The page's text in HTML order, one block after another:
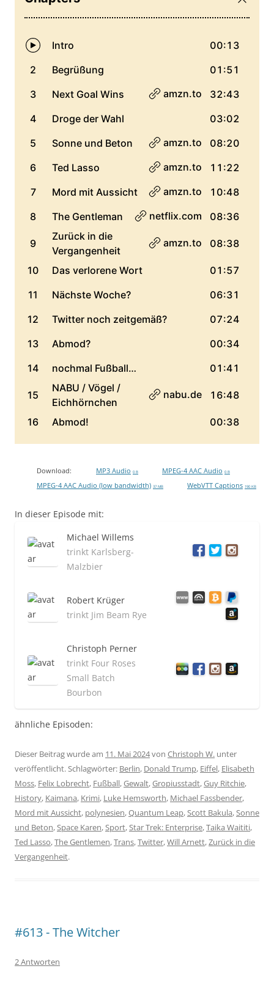
Download: MP3 Audio 0 B MPEG-4 AAC Audio 0 B
MPEG-4 AAC Audio (low bandwidth) 37 MB WebVTT Captions 190 KB
In dieser Episode mit:
Michael Willems
trinkt Karlsberg-
Malzbier
Robert Krüger
trinkt Jim Beam Rye
Christoph Perner
trinkt Four Roses
Small Batch
Bourbon
ähnliche Episoden:
Dieser Beitrag wurde am 11. Mai 2024von Christoph W. unter
veröffentlicht. Schlagwörter: Berlin, Donald Trump, Eiffel, Elisabeth
Moss, Felix Lobrecht, Fußball,Gewalt,Gropiusstadt,Guy Ritchie,
History, Kaimana, Krimi, Luke Hemsworth, Michael Fassbender,
Mord mit Aussicht, polynesien,Quantum Leap,Scott Bakula,Sonne
und Beton,Space Karen,Sport,Star Trek: Enterprise,Taika Waititi,
Ted Lasso,The Gentlemen,Trans,Twitter,Will Arnett,Zurück in die
Vergangenheit.
#613 - The Witcher
2 Antworten